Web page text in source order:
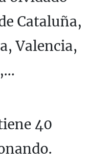
Cataluña,
Valencia,
40